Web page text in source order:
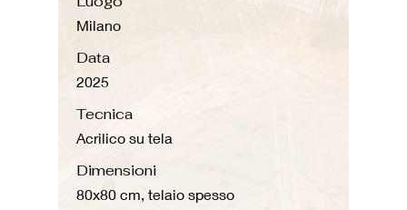
Milano
Data
2025
Tecnica
Acrilico su tela
Dimensioni
80x80 cm, telaio spesso